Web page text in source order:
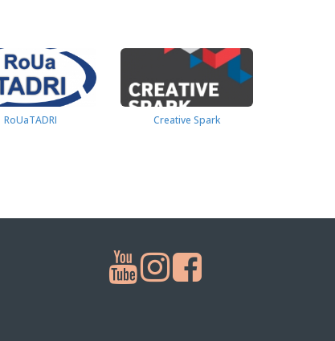
RoUaTADRI Creative Spark